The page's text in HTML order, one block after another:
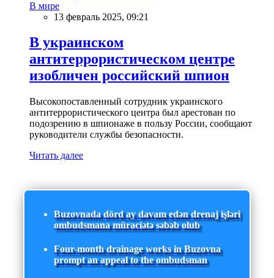
В мире
13 февраль 2025, 09:21
В украинском
антитеррористическом центре
изобличен российский шпион
Высокопоставленный сотрудник украинского
антитеррористического центра был арестован по
подозрению в шпионаже в пользу России, сообщают
руководители службы безопасности.
Читать далее
Buzovnada dörd ay davam edən drenaj işləri
ombudsmana müraciətə səbəb olub
Four-month drainage works in Buzovna
prompt an appeal to the ombudsman